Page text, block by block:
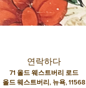
연락하다
71 올드 웨스트버리 로드
올드 웨스트버리, 뉴욕, 11568